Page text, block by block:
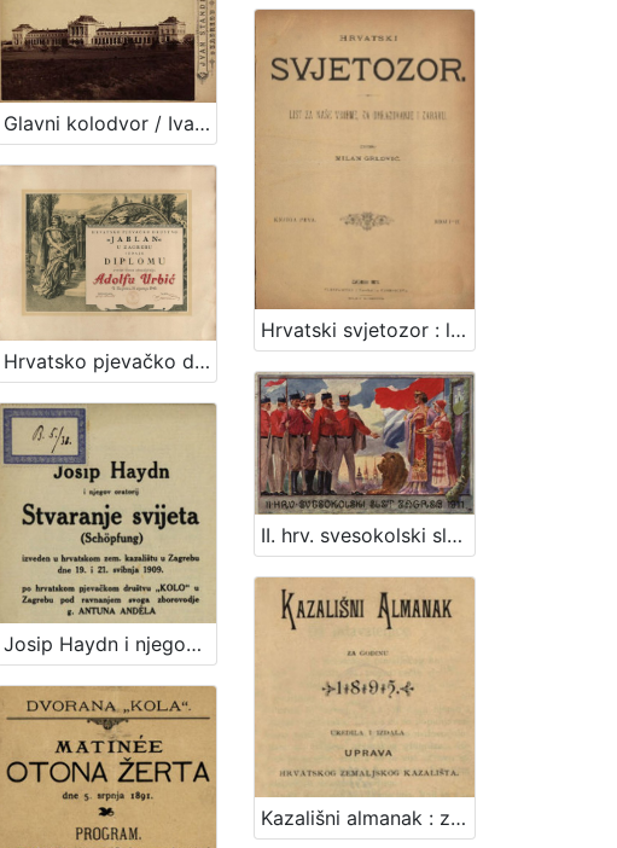
Glavni kolodvor / Ivan Standl
Hrvatski svjetozor : list za naše vrieme, za obrazovanje i zabavu / uredio Milan Grlović
Hrvatsko pjevačko društvo „Jablan“ u Zagrebu izdaje diplomu svome članu utemeljitelju Adolfu Urbić / Hrvatsko pjevačko društvo "Jablan"
II. hrv. svesokolski slet Zagreb 1911. / Klišeji i tisak Dioničke tiskare u Zagrebu
Josip Haydn i njegov oratorij Stvaranje svijeta (Schöpfung) : izveden u hrvatskom zem. kazalištu u Zagrebu dne 19. i 21. svibnja 1909. po hrvatskom pjevačkom društvu "Kolo" u Zagrebu pod ravnanjem svoga zborovodje g. Antuna Andela
Kazališni almanak : za godinu ... / uredila i izdala Uprava Hrvatskog zemaljskog kazališta